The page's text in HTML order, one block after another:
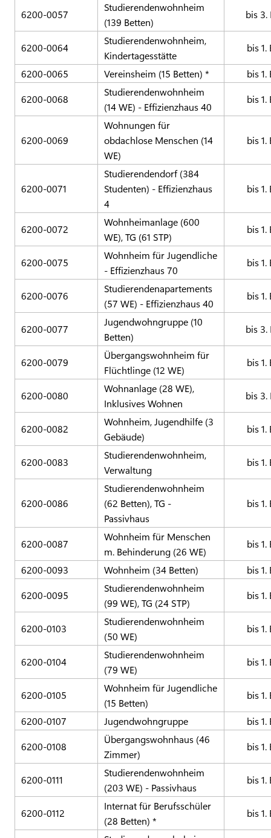
6200-0057
Studierendenwohnheim
(139 Betten)
bis 3.
6200-0064
Studierendenwohnheim,
Kindertagesstätte
bis 1.
6200-0065 Vereinsheim (15 Betten) *
bis 1.
6200-0068
Studierendenwohnheim
(14 WE) - Effizienzhaus 40
bis 1.
6200-0069
Wohnungen für
obdachlose Menschen (14
WE)
bis 1.
6200-0071
Studierendendorf (384
Studenten) - Effizienzhaus
4
bis 1.
6200-0072
Wohnheimanlage (600
WE), TG (61 STP)
bis 1.
6200-0075
Wohnheim für Jugendliche
- Effizienzhaus 70
bis 1.
6200-0076
Studierendenapartements
(57 WE) - Effizienzhaus 40
bis 1.
6200-0077
Jugendwohngruppe (10
Betten)
bis 3.
6200-0079
Übergangswohnheim für
Flüchtlinge (12 WE)
bis 1.
6200-0080
Wohnanlage (28 WE),
Inklusives Wohnen
bis 3.
6200-0082
Wohnheim, Jugendhilfe (3
Gebäude)
bis 1.
6200-0083
Studierendenwohnheim,
Verwaltung
bis 1.
6200-0086
Studierendenwohnheim
(62 Betten), TG -
Passivhaus
bis 1.
6200-0087
Wohnheim für Menschen
m. Behinderung (26 WE)
bis 1.
6200-0093 Wohnheim (34 Betten)
bis 1.
6200-0095
Studierendenwohnheim
(99 WE), TG (24 STP)
bis 1.
6200-0103
Studierendenwohnheim
(50 WE)
bis 1.
6200-0104
Studierendenwohnheim
(79 WE)
bis 1.
6200-0105
Wohnheim für Jugendliche
(15 Betten)
bis 1.
6200-0107 Jugendwohngruppe
bis 1.
6200-0108
Übergangswohnhaus (46
Zimmer)
bis 1.
6200-0111
Studierendenwohnheim
(203 WE) - Passivhaus
bis 1.
6200-0112
Internat für Berufsschüler
(28 Betten) *
bis 1.